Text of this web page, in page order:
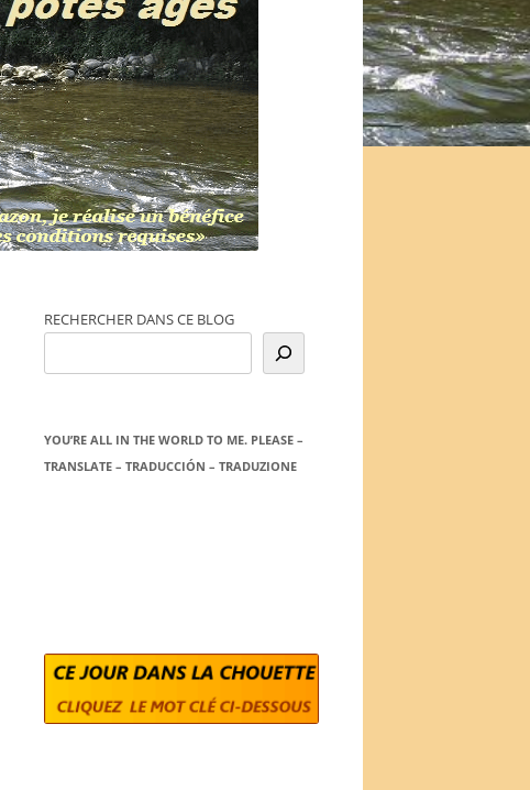
RECHERCHER DANS CE BLOG
YOU’RE ALL IN THE WORLD TO ME. PLEASE –
TRANSLATE – TRADUCCIÓN – TRADUZIONE